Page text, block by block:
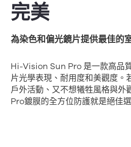
完美
為染色和偏光鏡片提供最佳的
Hi-Vision Sun Pro 是一款高品
片光學表現、耐用度和美觀度。
戶外活動、又不想犧牲風格與
Pro鍍膜的全方位防護就是絕佳